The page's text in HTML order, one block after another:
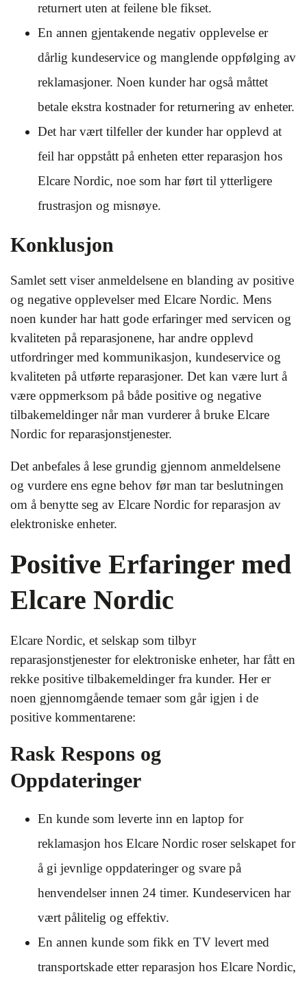
returnert uten at feilene ble fikset.
En annen gjentakende negativ opplevelse er
dårlig kundeservice og manglende oppfølging av
reklamasjoner. Noen kunder har også måttet
betale ekstra kostnader for returnering av enheter.
Det har vært tilfeller der kunder har opplevd at
feil har oppstått på enheten etter reparasjon hos
Elcare Nordic, noe som har ført til ytterligere
frustrasjon og misnøye.
Konklusjon
Samlet sett viser anmeldelsene en blanding av positive
og negative opplevelser med Elcare Nordic. Mens
noen kunder har hatt gode erfaringer med servicen og
kvaliteten på reparasjonene, har andre opplevd
utfordringer med kommunikasjon, kundeservice og
kvaliteten på utførte reparasjoner. Det kan være lurt å
være oppmerksom på både positive og negative
tilbakemeldinger når man vurderer å bruke Elcare
Nordic for reparasjonstjenester.
Det anbefales å lese grundig gjennom anmeldelsene
og vurdere ens egne behov før man tar beslutningen
om å benytte seg av Elcare Nordic for reparasjon av
elektroniske enheter.
Positive Erfaringer med
Elcare Nordic
Elcare Nordic, et selskap som tilbyr
reparasjonstjenester for elektroniske enheter, har fått en
rekke positive tilbakemeldinger fra kunder. Her er
noen gjennomgående temaer som går igjen i de
positive kommentarene:
Rask Respons og
Oppdateringer
En kunde som leverte inn en laptop for
reklamasjon hos Elcare Nordic roser selskapet for
å gi jevnlige oppdateringer og svare på
henvendelser innen 24 timer. Kundeservicen har
vært pålitelig og effektiv.
En annen kunde som fikk en TV levert med
transportskade etter reparasjon hos Elcare Nordic,